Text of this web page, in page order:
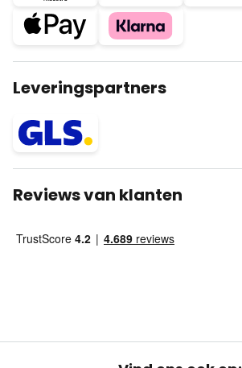
Leveringspartners
Reviews van klanten